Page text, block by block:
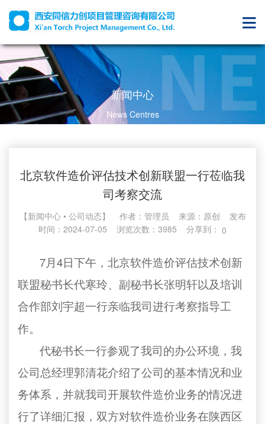
新闻中心
News Centres
北京软件造价评估技术创新联盟一行莅临我
司考察交流
【新闻中心 • 公司动态】 作者：管理员 来源： 原创 发布
时间：2024-07-05 浏览次数：3985 分享到： 0
7月4日下午，北京软件造价评估技术创新
联盟秘书长代寒玲、副秘书长张明轩以及培训
合作部刘宇超一行亲临我司进行考察指导工
作。
代秘书长一行参观了我司的办公环境，我
公司总经理郭清花介绍了公司的基本情况和业
务体系，并就我司开展软件造价业务的情况进
行了详细汇报，双方对软件造价业务在陕西区